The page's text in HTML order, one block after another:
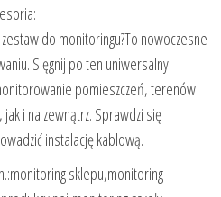
do monitoringu?To nowoczesne
Sięgnij po ten uniwersalny
pomieszczeń, terenów
i na zewnątrz. Sprawdzi się
instalację kablową.
sklepu,monitoring